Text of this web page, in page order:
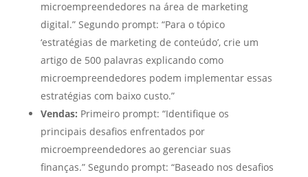
microempreendedores na área de marketing
digital.” Segundo prompt: “Para o tópico
‘estratégias de marketing de conteúdo’, crie um
artigo de 500 palavras explicando como
microempreendedores podem implementar essas
estratégias com baixo custo.”
Vendas: Primeiro prompt: “Identifique os
principais desafios enfrentados por
microempreendedores ao gerenciar suas
finanças.” Segundo prompt: “Baseado nos desafios